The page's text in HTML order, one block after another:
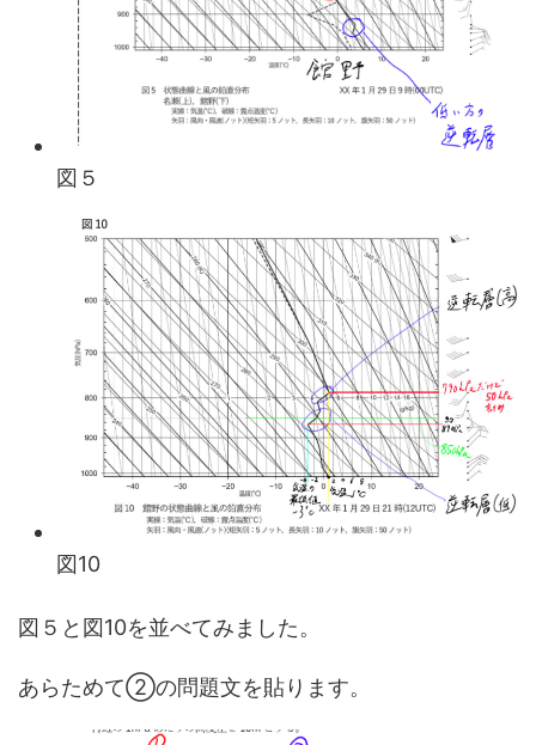
図５
図10
図５と図10を並べてみました。
あらためて②の問題文を貼ります。